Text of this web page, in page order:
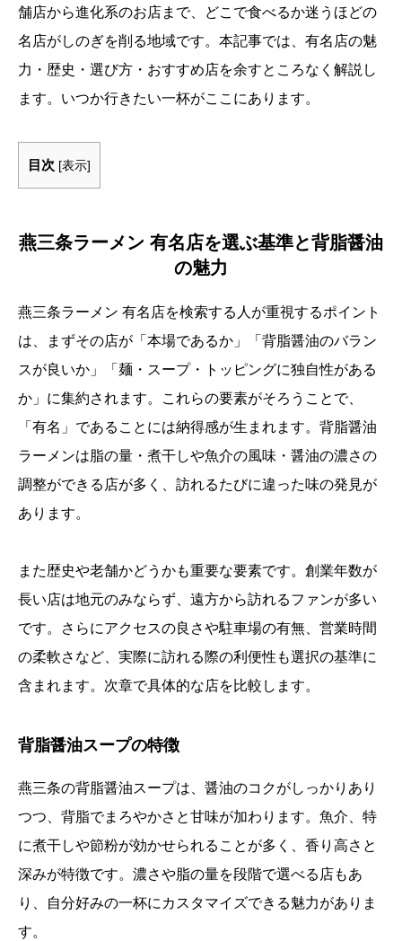
舗店から進化系のお店まで、どこで食べるか迷うほどの
名店がしのぎを削る地域です。本記事では、有名店の魅
力・歴史・選び方・おすすめ店を余すところなく解説し
ます。いつか行きたい一杯がここにあります。
目次 [表示]
燕三条ラーメン 有名店を選ぶ基準と背脂醤油
の魅力
燕三条ラーメン 有名店を検索する人が重視するポイント
は、まずその店が「本場であるか」「背脂醤油のバラン
スが良いか」「麺・スープ・トッピングに独自性がある
か」に集約されます。これらの要素がそろうことで、
「有名」であることには納得感が生まれます。背脂醤油
ラーメンは脂の量・煮干しや魚介の風味・醤油の濃さの
調整ができる店が多く、訪れるたびに違った味の発見が
あります。
また歴史や老舗かどうかも重要な要素です。創業年数が
長い店は地元のみならず、遠方から訪れるファンが多い
です。さらにアクセスの良さや駐車場の有無、営業時間
の柔軟さなど、実際に訪れる際の利便性も選択の基準に
含まれます。次章で具体的な店を比較します。
背脂醤油スープの特徴
燕三条の背脂醤油スープは、醤油のコクがしっかりあり
つつ、背脂でまろやかさと甘味が加わります。魚介、特
に煮干しや節粉が効かせられることが多く、香り高さと
深みが特徴です。濃さや脂の量を段階で選べる店もあ
り、自分好みの一杯にカスタマイズできる魅力がありま
す。